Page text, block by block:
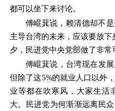
都可以坐下来讨论。
傅崐萁说，赖清德却不
主导台湾的未来，应该要放
夕，民进党中央党部做了非常
傅崐萁说，台湾现在发
但除了这5%的就业人口以外
业等都在吹寒风，大家生活
大。民进党为何渐渐远离民